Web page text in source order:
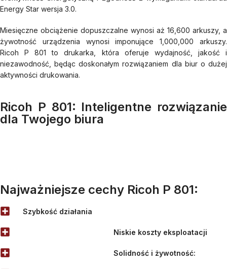
Energy Star wersja 3.0.
Miesięczne obciążenie dopuszczalne wynosi aż 16,600 arkuszy, a
żywotność urządzenia wynosi imponujące 1,000,000 arkuszy.
Ricoh P 801 to drukarka, która oferuje wydajność, jakość i
niezawodność, będąc doskonałym rozwiązaniem dla biur o dużej
aktywności drukowania.
Ricoh P 801: Inteligentne rozwiązanie
dla Twojego biura
Najważniejsze cechy Ricoh P 801:
Szybkość działania
Niskie koszty eksploatacji
Solidność i żywotność: